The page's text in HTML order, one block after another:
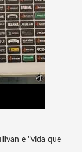
e "vida que